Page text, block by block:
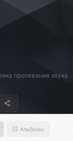
пропевания звука
Альбомы